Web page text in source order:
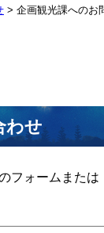
> 企画観光課へのお
わせ
フォームまたは